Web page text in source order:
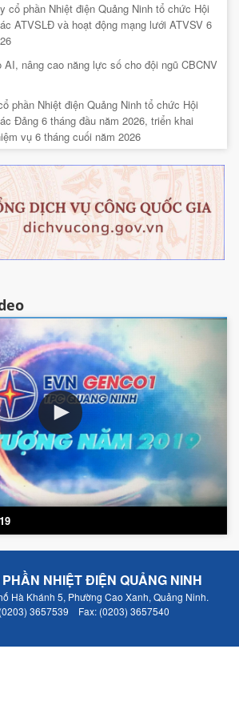
cổ phần Nhiệt điện Quảng Ninh tổ chức Hội
ATVSLĐ và hoạt động mạng lưới ATVSV 6
nâng cao năng lực số cho đội ngũ CBCNV
phần Nhiệt điện Quảng Ninh tổ chức Hội
Đảng 6 tháng đầu năm 2026, triển khai
vụ 6 tháng cuối năm 2026
NHIỆT ĐIỆN QUẢNG NINH
Hà Khánh 5, Phường Cao Xanh, Quảng Ninh.
3657539 Fax: (0203) 3657540